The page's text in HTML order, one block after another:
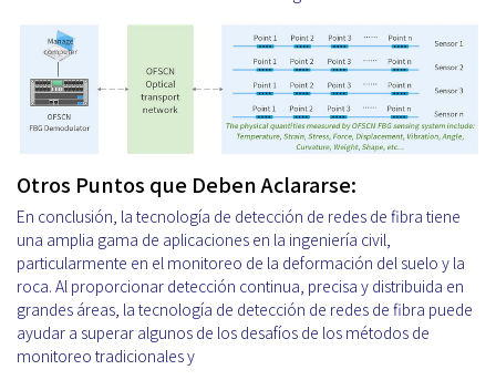
Otros Puntos que Deben Aclararse:
En conclusión, la tecnología de detección de redes de fibra tiene
una amplia gama de aplicaciones en la ingeniería civil,
particularmente en el monitoreo de la deformación del suelo y la
roca. Al proporcionar detección continua, precisa y distribuida en
grandes áreas, la tecnología de detección de redes de fibra puede
ayudar a superar algunos de los desafíos de los métodos de
monitoreo tradicionales y